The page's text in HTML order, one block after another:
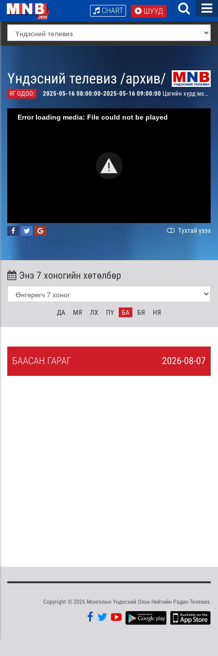
ШУУД
CHART
Үндэсний телевиз /архив/
ЯГ ОДОО: 2025-05-16 08:00:00-2025-05-16 09:00:00 Цагийн хүрд мэдээллийн хөтөлбөр /давталт/
Error loading media: File could not be played
Тухтай үзэх
Энэ 7 хоногийн хөтөлбөр
ДА МЯ ЛХ ПҮ БА БЯ НЯ
2026-08-07
БААСАН ГАРАГ
Copyright © 2026 Монголын Үндэсний Олон Нийтийн Радио Телевиз.